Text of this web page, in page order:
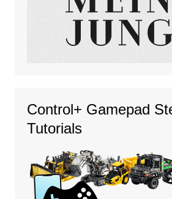
Control+ Gamepad
Tutorials